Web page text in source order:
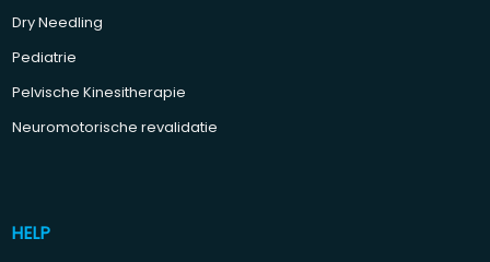
Dry Needling
Pediatrie
Pelvische Kinesitherapie
Neuromotorische revalidatie
HELP